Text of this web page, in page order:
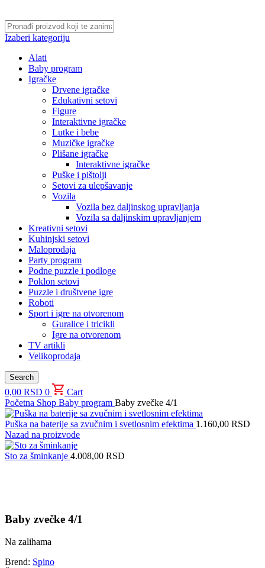
Izaberi kategoriju
Alati
Baby program
Igračke
Drvene igračke
Edukativni setovi
Figure
Interaktivne igračke
Lutke i bebe
Muzičke igračke
Plišane igračke
Interaktivne igračke
Puške i pištolji
Setovi za ulepšavanje
Vozila
Vozila bez daljinskog upravljanja
Vozila sa daljinskim upravljanjem
Kreativni setovi
Kuhinjski setovi
Maloprodaja
Party program
Podne puzzle i podloge
Poklon setovi
Puzzle i društvene igre
Roboti
Sport i igre na otvorenom
Guralice i tricikli
Igre na otvorenom
TV artikli
Velikoprodaja
Search
0,00 RSD 0
Cart
Početna Shop Baby program Baby zvečke 4/1
Puška na baterije sa zvučnim i svetlosnim efektima 1.160,00 RSD
Nazad na proizvode
Sto za šminkanje 4.008,00 RSD
Baby zvečke 4/1
Na zalihama
Brend: Spino